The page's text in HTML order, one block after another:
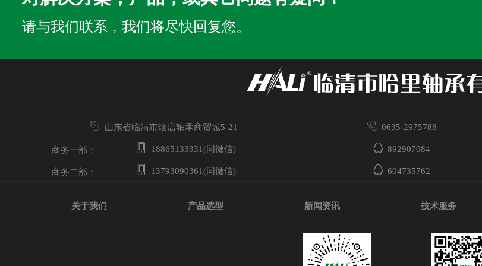
请与我们联系，我们将尽快回复您。
山东省临清市烟店轴承商贸城5-21 0635-2975788
商务一部： 18865133331(同微信) 892907084
商务二部： 13793090361(同微信) 604735762
关于我们 产品选型 新闻资讯 技术服务